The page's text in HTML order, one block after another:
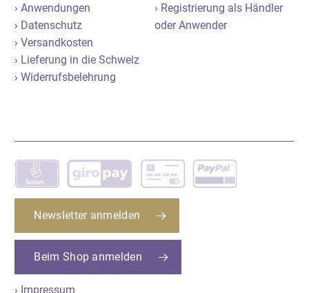
› Anwendungen
› Datenschutz
› Versandkosten
› Lieferung in die Schweiz
› Widerrufsbelehrung
› Registrierung als Händler
oder Anwender
Newsletter anmelden
Beim Shop anmelden
› Impressum